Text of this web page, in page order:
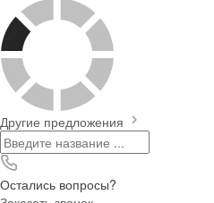
Другие предложения
Остались вопросы?